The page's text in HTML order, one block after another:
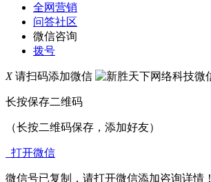
全网营销
问答社区
微信咨询
拨号
X请扫码添加微信
长按保存二维码
（长按二维码保存，添加好友）
打开微信
微信号已复制，请打开微信添加咨询详情！